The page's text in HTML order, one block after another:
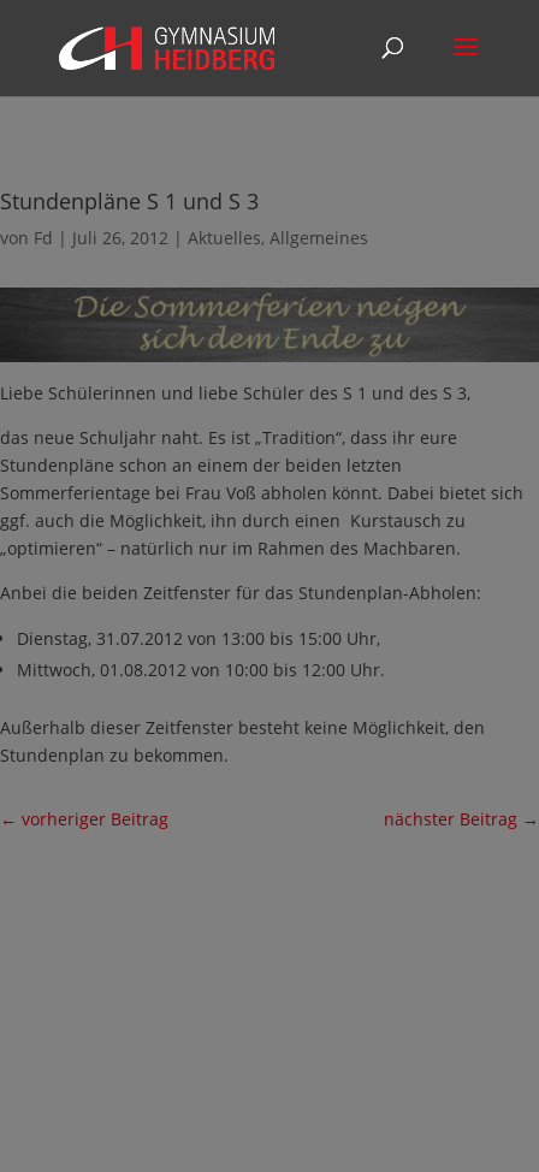
Stundenpläne S 1 und S 3
von Fd | Juli 26, 2012 | Aktuelles, Allgemeines
Liebe Schülerinnen und liebe Schüler des S 1 und des S 3,
das neue Schuljahr naht. Es ist „Tradition“, dass ihr eure
Stundenpläne schon an einem der beiden letzten
Sommerferientage bei Frau Voß abholen könnt. Dabei bietet sich
ggf. auch die Möglichkeit, ihn durch einen Kurstausch zu
„optimieren“ – natürlich nur im Rahmen des Machbaren.
Anbei die beiden Zeitfenster für das Stundenplan-Abholen:
Dienstag, 31.07.2012 von 13:00 bis 15:00 Uhr,
Mittwoch, 01.08.2012 von 10:00 bis 12:00 Uhr.
Außerhalb dieser Zeitfenster besteht keine Möglichkeit, den
Stundenplan zu bekommen.
← vorheriger Beitrag nächster Beitrag →